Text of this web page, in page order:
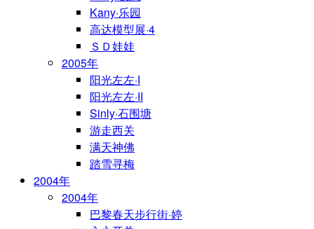
Kany·乐园
高达模型展·4
ＳＤ娃娃
2005年
阳光左左·I
阳光左左·II
Sinly·石围塘
游走西关
满天神佛
踏雪寻梅
2004年
2004年
巴黎春天步行街·婷